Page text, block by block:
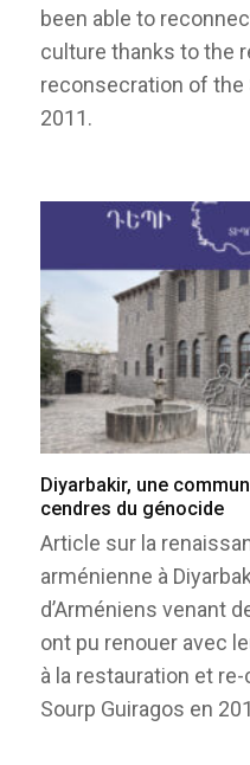
been able to
culture thanks to the
reconsecration of the
2011.
Diyarbakir, une
cendres du génocide
Article sur la
arménienne à
d’Arméniens venant
ont pu renouer avec
à la restauration et
Sourp Guiragos en